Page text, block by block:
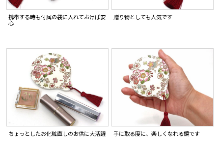
携帯する時も付属の袋に入れておけば安
心
贈り物としても人気です
ちょっとしたお化粧直しのお供に大活躍 手に取る度に、楽しくなれる鏡です